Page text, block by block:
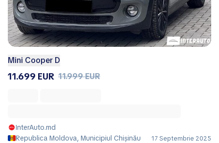
Mini Cooper D
11.699 EUR 11.999 EUR
InterAuto.md
Republica Moldova, Municipiul Chișinău
17 Septembrie 2025